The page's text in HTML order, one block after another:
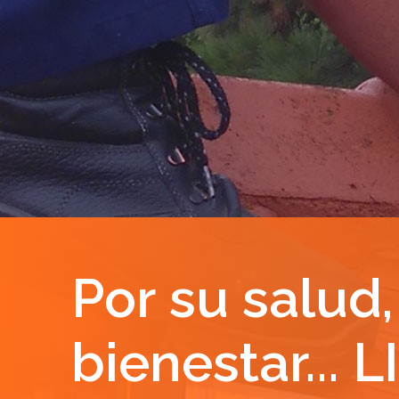
Por su
bienestar...
Por su
bienestar...